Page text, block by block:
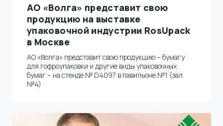
АО «Волга» представит свою
продукцию на выставке
упаковочной индустрии RosUpack
в Москве
АО «Волга» представит свою продукцию – бумагу
для гофроупаковки и другие виды упаковочных
бумаг – на стенде № D4097 в павильоне №1 (зал
№4)